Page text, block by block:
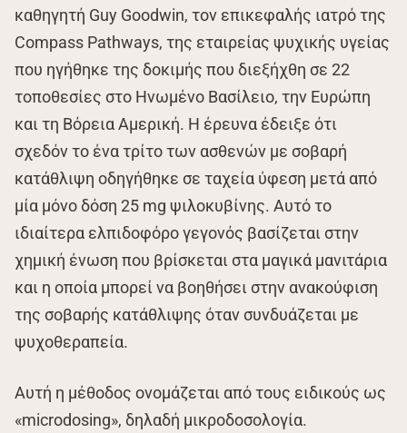
καθηγητή Guy Goodwin, τον επικεφαλής ιατρό της
Compass Pathways, της εταιρείας ψυχικής υγείας
που ηγήθηκε της δοκιμής που διεξήχθη σε 22
τοποθεσίες στο Ηνωμένο Βασίλειο, την Ευρώπη
και τη Βόρεια Αμερική. Η έρευνα έδειξε ότι
σχεδόν το ένα τρίτο των ασθενών με σοβαρή
κατάθλιψη οδηγήθηκε σε ταχεία ύφεση μετά από
μία μόνο δόση 25 mg ψιλοκυβίνης. Αυτό το
ιδιαίτερα ελπιδοφόρο γεγονός βασίζεται στην
χημική ένωση που βρίσκεται στα μαγικά μανιτάρια
και η οποία μπορεί να βοηθήσει στην ανακούφιση
της σοβαρής κατάθλιψης όταν συνδυάζεται με
ψυχοθεραπεία.
Αυτή η μέθοδος ονομάζεται από τους ειδικούς ως
«microdosing», δηλαδή μικροδοσολογία.